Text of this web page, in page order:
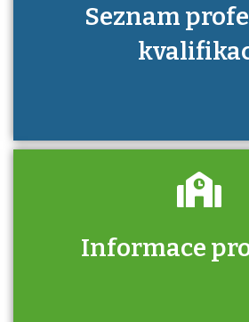
Seznam
Informace
Zjistěte, jak se přihlásit ke